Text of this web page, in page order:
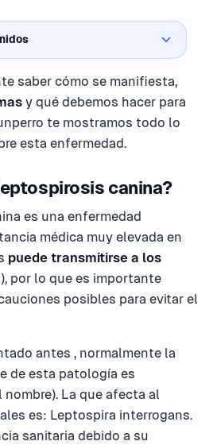
saber cómo se manifiesta,
y qué debemos hacer para
te mostramos todo lo
esta enfermedad.
canina?
es una enfermedad
médica muy elevada en
puede transmitirse a los
por lo que es importante
posibles para evitar el
antes , normalmente la
de esta patología es
La que afecta al
es: Leptospira interrogans.
sanitaria debido a su